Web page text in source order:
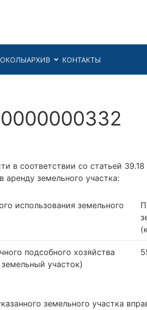
АРХИВ КОНТАКТЫ
в соответствии со статьей
земельного участка:
использования земельного
подсобного хозяйства
участок)
земельного участка